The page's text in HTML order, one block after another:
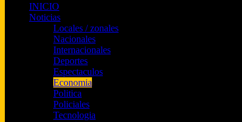
INICIO
Noticias
Locales / zonales
Nacionales
Internacionales
Deportes
Espectaculos
Economia
Politica
Policiales
Tecnologia